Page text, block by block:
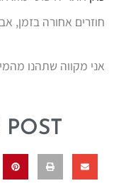
חוזרים אחורה בזמן,
אני מקווה שתהנו